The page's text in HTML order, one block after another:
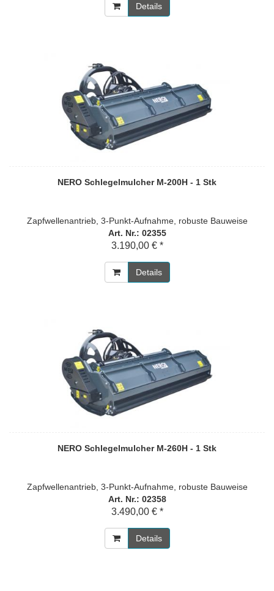
Details
NERO Schlegelmulcher M-200H - 1 Stk
Zapfwellenantrieb, 3-Punkt-Aufnahme, robuste Bauweise
Art. Nr.: 02355
3.190,00 € *
Details
NERO Schlegelmulcher M-260H - 1 Stk
Zapfwellenantrieb, 3-Punkt-Aufnahme, robuste Bauweise
Art. Nr.: 02358
3.490,00 € *
Details